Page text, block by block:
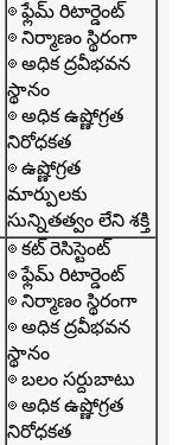
◎ ఫ్లేమ్ రిటార్డెంట్
◎ నిర్మాణం స్థిరంగా
◎ అధిక ద్రవీభవన
స్థానం
◎ అధిక ఉష్ణోగ్రత
నిరోధకత
◎ ఉష్ణోగ్రత
మార్పులకు
సున్నితత్వం లేని శక్తి
◎ కట్ రెసిస్టెంట్
◎ ఫ్లేమ్ రిటార్డెంట్
◎ నిర్మాణం స్థిరంగా
◎ అధిక ద్రవీభవన
స్థానం
◎ బలం సర్దుబాటు
◎ అధిక ఉష్ణోగ్రత
నిరోధకత